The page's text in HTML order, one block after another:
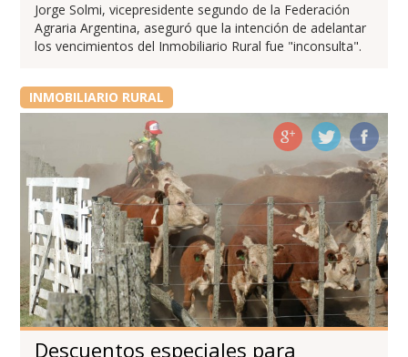
Jorge Solmi, vicepresidente segundo de la Federación
Agraria Argentina, aseguró que la intención de adelantar
los vencimientos del Inmobiliario Rural fue "inconsulta".
INMOBILIARIO RURAL
Descuentos especiales para